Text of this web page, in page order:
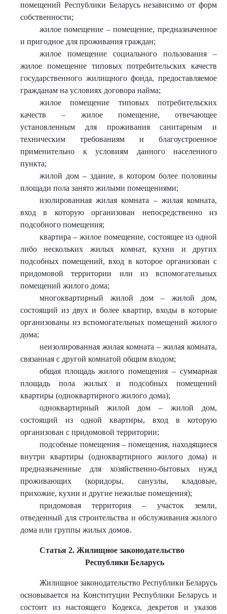
помещений Республики Беларусь независимо от форм
собственности;
жилое помещение – помещение, предназначенное
и пригодное для проживания граждан;
жилое помещение социального пользования –
жилое помещение типовых потребительских качеств
государственного жилищного фонда, предоставляемое
гражданам на условиях договора найма;
жилое помещение типовых потребительских
качеств – жилое помещение, отвечающее
установленным для проживания санитарным и
техническим требованиям и благоустроенное
применительно к условиям данного населенного
пункта;
жилой дом – здание, в котором более половины
площади пола занято жилыми помещениями;
изолированная жилая комната – жилая комната,
вход в которую организован непосредственно из
подсобного помещения;
квартира – жилое помещение, состоящее из одной
либо нескольких жилых комнат, кухни и других
подсобных помещений, вход в которое организован с
придомовой территории или из вспомогательных
помещений жилого дома;
многоквартирный жилой дом – жилой дом,
состоящий из двух и более квартир, входы в которые
организованы из вспомогательных помещений жилого
дома;
неизолированная жилая комната – жилая комната,
связанная с другой комнатой общим входом;
общая площадь жилого помещения – суммарная
площадь пола жилых и подсобных помещений
квартиры (одноквартирного жилого дома);
одноквартирный жилой дом – жилой дом,
состоящий из одной квартиры, вход в которую
организован с придомовой территории;
подсобные помещения – помещения, находящиеся
внутри квартиры (одноквартирного жилого дома) и
предназначенные для хозяйственно-бытовых нужд
проживающих (коридоры, санузлы, кладовые,
прихожие, кухни и другие нежилые помещения);
придомовая территория – участок земли,
отведенный для строительства и обслуживания жилого
дома или группы жилых домов.
Статья 2. Жилищное законодательство
Республики Беларусь
Жилищное законодательство Республики Беларусь
основывается на Конституции Республики Беларусь и
состоит из настоящего Кодекса, декретов и указов